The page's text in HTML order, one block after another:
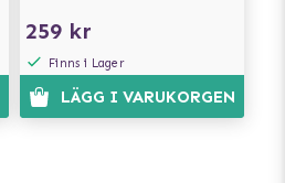
259 kr
Finns i Lager
LÄGG I VARUKORGEN